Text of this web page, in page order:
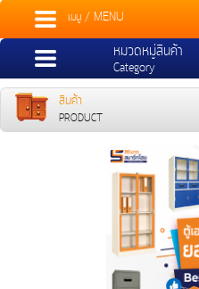
หมวดหมู่สินค้า
Category
เมนู / MENU
สินค้า
PRODUCT